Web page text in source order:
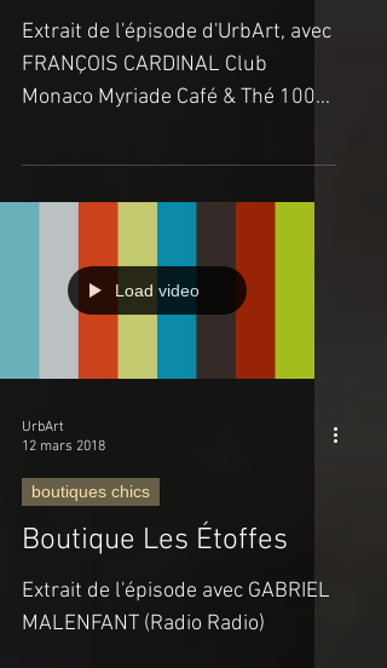
Myriades
Extrait de l'épisode d'UrbArt, avec
FRANÇOIS CARDINAL Club
rue Sainte Catherine Ouest
Montréal, Québec ...
12 mars 2018
boutiques chics
Boutique Les Étoffes
Extrait de l'épisode avec GABRIEL